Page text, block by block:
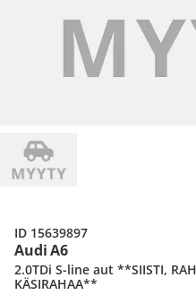
Audi A6
2.0TDi S-line aut **SIISTI,
KÄSIRAHAA**
ID 15639897